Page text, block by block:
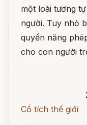
một loài tương
người. Tuy nhỏ
quyền năng
cho con người
Cổ tích thế giới